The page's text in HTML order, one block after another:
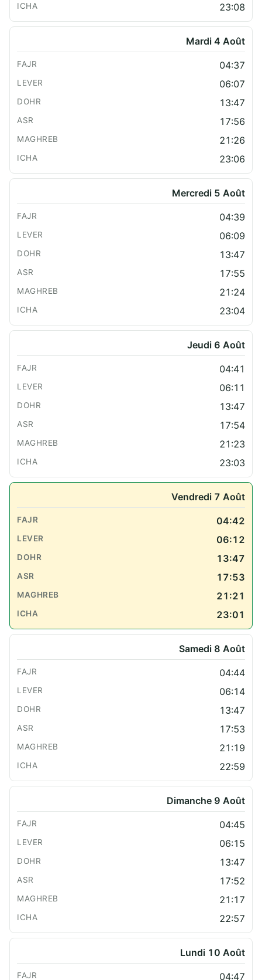
23:08
Mardi 4 Août
04:37
06:07
13:47
17:56
21:26
23:06
Mercredi 5 Août
04:39
06:09
13:47
17:55
21:24
23:04
Jeudi 6 Août
04:41
06:11
13:47
17:54
21:23
23:03
Vendredi 7 Août
04:42
06:12
13:47
17:53
21:21
23:01
Samedi 8 Août
04:44
06:14
13:47
17:53
21:19
22:59
Dimanche 9 Août
04:45
06:15
13:47
17:52
21:17
22:57
Lundi 10 Août
04:47